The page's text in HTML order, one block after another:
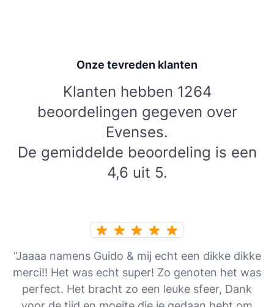
Onze tevreden klanten
Klanten hebben 1264
beoordelingen gegeven over
Evenses.
De gemiddelde beoordeling is een
4,6 uit 5.
“Jaaaa namens Guido & mij echt een dikke dikke
merci!! Het was echt super! Zo genoten het was
perfect. Het bracht zo een leuke sfeer, Dank